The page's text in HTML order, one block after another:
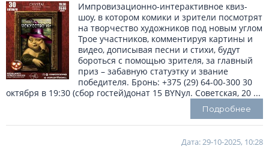
Импровизационно-интерактивное квиз-
шоу, в котором комики и зрители посмотрят
на творчество художников под новым углом
Трое участников, комментируя картины и
видео, дописывая песни и стихи, будут
бороться с помощью зрителя, за главный
приз – забавную статуэтку и звание
победителя. Бронь: +375 (29) 64-00-300 30
октября в 19:30 (сбор гостей)донат 15 BYNул. Советская, 20 ...
Подробнее
Дата: 29-10-2025, 10:28